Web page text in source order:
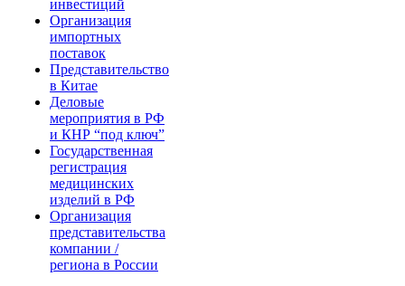
инвестиций
Организация
импортных
поставок
Представительство
в Китае
Деловые
мероприятия в РФ
и КНР “под ключ”
Государственная
регистрация
медицинских
изделий в РФ
Организация
представительства
компании /
региона в России